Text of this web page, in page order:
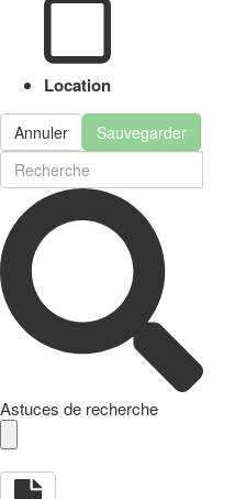
Location
Annuler Sauvegarder
Astuces de recherche